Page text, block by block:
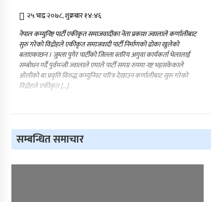
२५ भाद्र २०७८, शुक्रबार १४:४६
नेपाल कम्युनिष्ट पार्टी एकीकृत समाजवादीका नेता प्रकाश ज्वालाले कर्णालीबाट
सुरु गरेकाे विद्रोहले एकीकृत समाजवादी पार्टी निर्माणकाे ढाेका खुलेकाे
बताएकाछन । जुम्ला पुगेर पार्टीको जिल्ला स्तरिय अगुवा कार्यकर्ता भेलालाई
सम्बाेधन गर्दै पुर्वमन्त्री ज्वालाले एमाले पार्टी समग्र रुपमा नष्ट भइसकेकाले
ओलीकाे बा प्रवृत्ति विरुद्ध कम्युनिस्ट चरित्र देखाउन कर्णालीबाट सुरु गरेकाे
विद्रोहले एकीकृत […]
सम्बन्धित समाचार